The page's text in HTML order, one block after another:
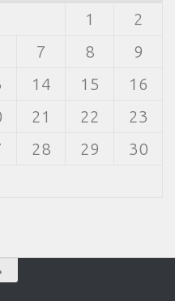
1
2
7 8
9
14 15
16
21 22
23
28 29
30